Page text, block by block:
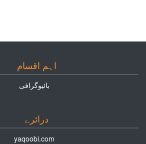
اہم اقسام
بائيوگرافى
درائرے
yaqoobi.com